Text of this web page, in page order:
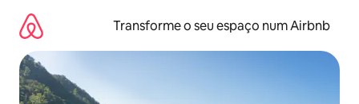
para
conteúdo
Transforme o seu espaço num Airbnb